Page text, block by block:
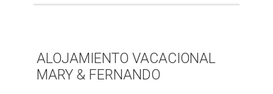
ALOJAMIENTO VACACIONAL
MARY & FERNANDO